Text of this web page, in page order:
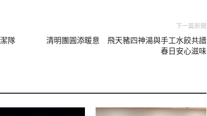
隊
下一篇新聞
清明團圓添暖意 飛天豬四神湯與手工水餃共譜
春日安心滋味